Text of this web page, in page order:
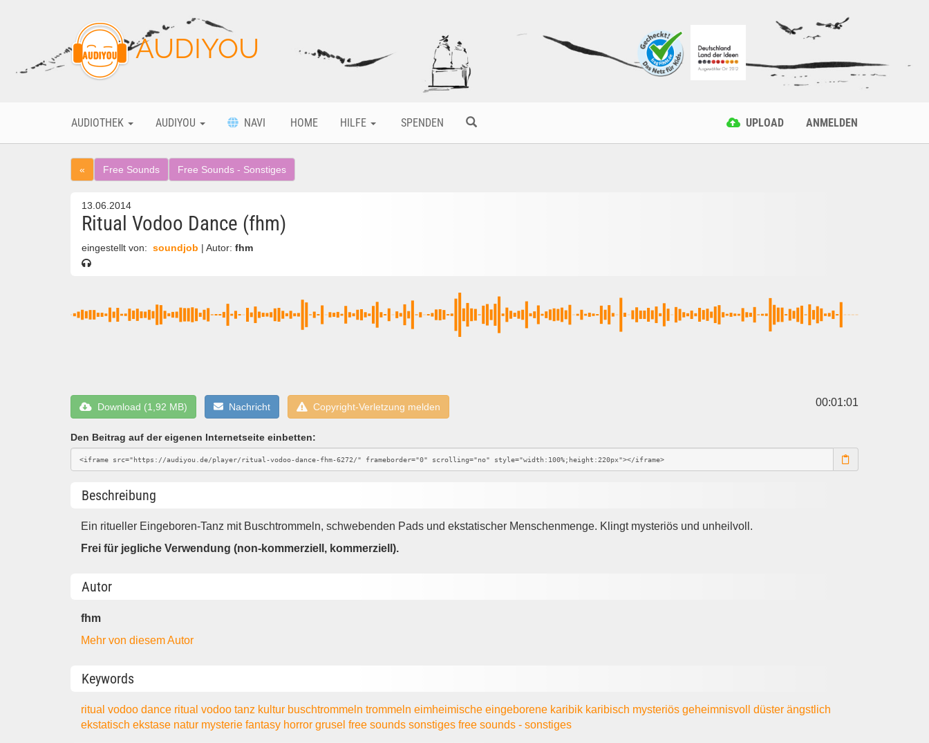
AUDIYOU
AUDIOTHEK AUDIYOU NAVI HOME HILFE SPENDEN UPLOAD ANMELDEN
« Free Sounds Free Sounds - Sonstiges
13.06.2014
Ritual Vodoo Dance (fhm)
eingestellt von: soundjob | Autor: fhm
Download (1,92 MB) Nachricht Copyright-Verletzung melden 00:01:01
Den Beitrag auf der eigenen Internetseite einbetten:
Beschreibung
Ein ritueller Eingeboren-Tanz mit Buschtrommeln, schwebenden Pads und ekstatischer Menschenmenge. Klingt mysteriös und unheilvoll.
Frei für jegliche Verwendung (non-kommerziell, kommerziell).
Autor
fhm
Mehr von diesem Autor
Keywords
ritual vodoo dance ritualvodootanz kultur buschtrommelntrommelneimheimischeeingeborene karibik karibisch mysteriösgeheimnisvolldüsterängstlich
ekstatischekstase natur mysteriefantasy horrorgruselfree soundssonstigesfree sounds - sonstiges